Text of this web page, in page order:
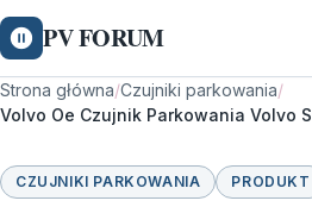
PV FORUM
Strona główna/Czujniki parkowania/
Volvo Oe Czujnik Parkowania Volvo
CZUJNIKI PARKOWANIA PRODUKT